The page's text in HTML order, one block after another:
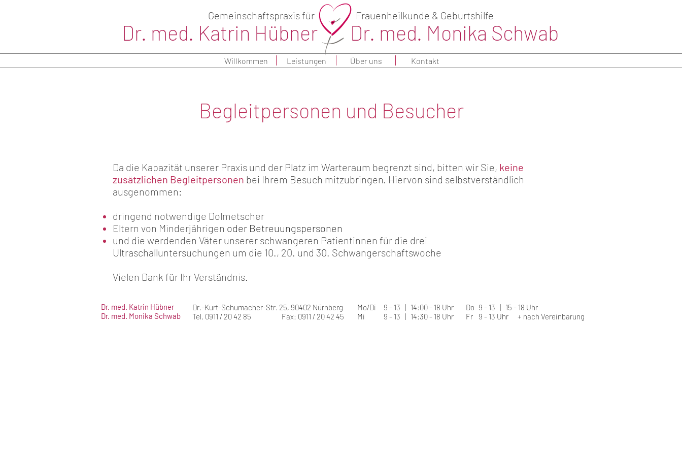
Gemeinschaftspraxis für
Dr. med. Katrin Hübner
Frauenheilkunde & Geburtshilfe
Dr. med. Monika Schwab
Willkommen Leistungen Über uns Kontakt
Begleitpersonen und Besucher
Da die Kapazität unserer Praxis und der Platz im Warteraum begrenzt sind, bitten wir Sie, keine
zusätzlichen Begleitpersonen bei Ihrem Besuch mitzubringen. Hiervon sind selbstverständlich
ausgenommen:
dringend notwendige Dolmetscher
Eltern von Minderjährigen oder Betreuungspersonen
und die werdenden Väter unserer schwangeren Patientinnen für die drei
Ultraschalluntersuchungen um die 10., 20. und 30. Schwangerschaftswoche
Vielen Dank für Ihr Verständnis.
Dr.-Kurt-Schumacher-Str. 25, 90402 Nürnberg
Tel. 0911 / 20 42 85 Fax: 0911 / 20 42 45
Dr. med. Katrin Hübner
Dr. med. Monika Schwab
Mo/Di
Mi
9 - 13 | 14:00 - 18 Uhr
9 - 13 | 14:30 - 18 Uhr
9 - 13 | 15 - 18 Uhr
9 - 13 Uhr
Do
Fr
+ nach Vereinbarung